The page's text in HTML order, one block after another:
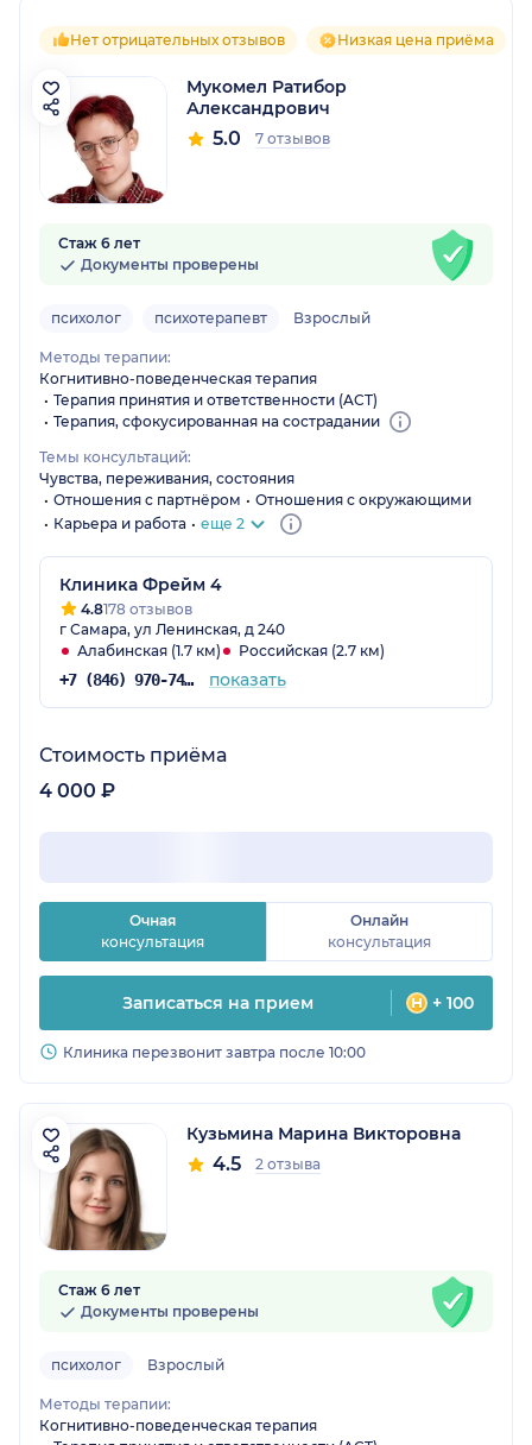
Нет отрицательных отзывов Низкая цена приёма
Мукомел Ратибор
Александрович
5.0 7 отзывов
Стаж 6 лет
Документы проверены
психолог психотерапевт Взрослый
Методы терапии:
Когнитивно-поведенческая терапия
Терапия принятия и ответственности (ACT)
Терапия, сфокусированная на сострадании
Темы консультаций:
Чувства, переживания, состояния
Отношения с партнёром
Отношения с окружающими
Карьера и работа
еще 2
Клиника Фрейм 4
4.8178 отзывов
г Самара, ул Ленинская, д 240
Алабинская (1.7 км)
Российская (2.7 км)
+7 (846) 970-74-02 показать
Стоимость приёма
4 000 ₽
Очная
консультация
Онлайн
консультация
Записаться на прием + 100
Клиника перезвонит завтра после 10:00
Кузьмина Марина Викторовна
4.5 2 отзыва
Стаж 6 лет
Документы проверены
психолог Взрослый
Методы терапии:
Когнитивно-поведенческая терапия